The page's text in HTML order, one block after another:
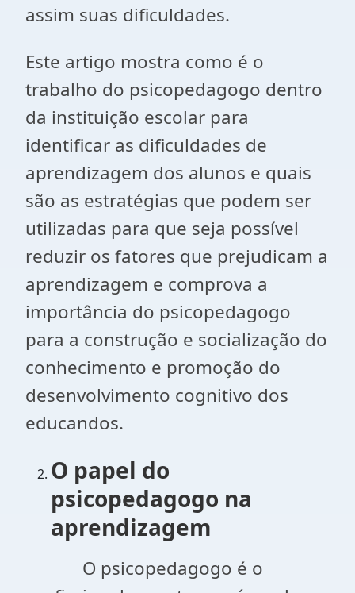
assim suas dificuldades.
Este artigo mostra como é o
trabalho do psicopedagogo dentro
da instituição escolar para
identificar as dificuldades de
aprendizagem dos alunos e quais
são as estratégias que podem ser
utilizadas para que seja possível
reduzir os fatores que prejudicam a
aprendizagem e comprova a
importância do psicopedagogo
para a construção e socialização do
conhecimento e promoção do
desenvolvimento cognitivo dos
educandos.
O papel do
psicopedagogo na
aprendizagem
O psicopedagogo é o